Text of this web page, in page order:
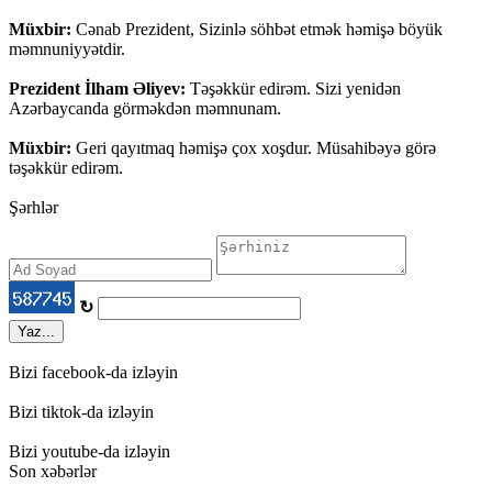
Müxbir: Cənab Prezident, Sizinlə söhbət etmək həmişə böyük
məmnuniyyətdir.
Prezident İlham Əliyev: Təşəkkür edirəm. Sizi yenidən
Azərbaycanda görməkdən məmnunam.
Müxbir: Geri qayıtmaq həmişə çox xoşdur. Müsahibəyə görə
təşəkkür edirəm.
Şərhlər
↻
Yaz...
Bizi facebook-da izləyin
Bizi tiktok-da izləyin
Bizi youtube-da izləyin
Son xəbərlər